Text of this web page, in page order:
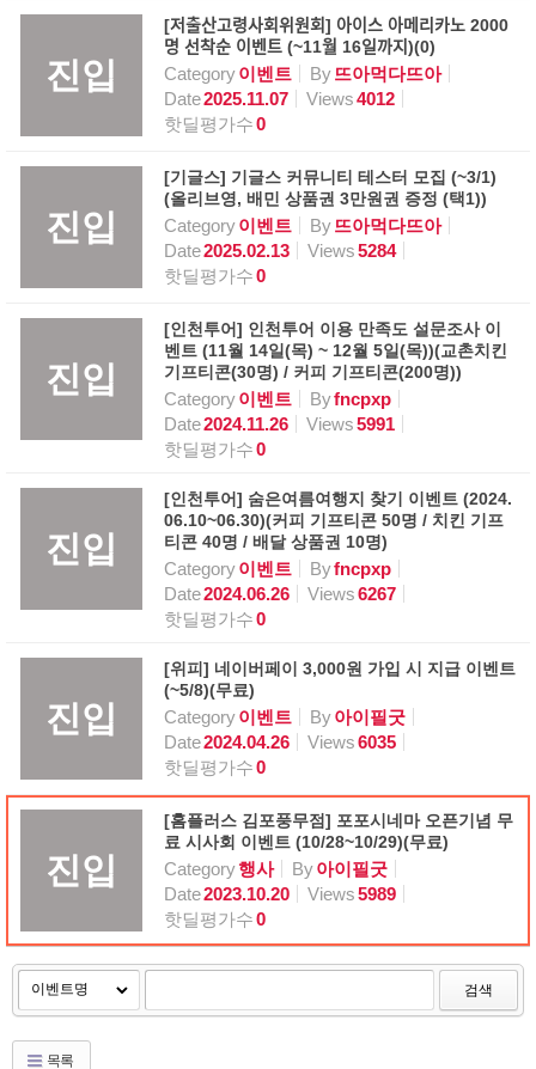
진입
[저출산고령사회위원회] 아이스 아메리카노 2000
명 선착순 이벤트 (~11월 16일까지)(0)
Category이벤트 By뜨아먹다뜨아
Date2025.11.07 Views4012
핫딜평가수0
진입
[기글스] 기글스 커뮤니티 테스터 모집 (~3/1)
(올리브영, 배민 상품권 3만원권 증정 (택1))
Category이벤트 By뜨아먹다뜨아
Date2025.02.13 Views5284
핫딜평가수0
진입
[인천투어] 인천투어 이용 만족도 설문조사 이
벤트 (11월 14일(목) ~ 12월 5일(목))(교촌치킨
기프티콘(30명) / 커피 기프티콘(200명))
Category이벤트 Byfncpxp
Date2024.11.26 Views5991
핫딜평가수0
진입
[인천투어] 숨은여름여행지 찾기 이벤트 (2024.
06.10~06.30)(커피 기프티콘 50명 / 치킨 기프
티콘 40명 / 배달 상품권 10명)
Category이벤트 Byfncpxp
Date2024.06.26 Views6267
핫딜평가수0
진입
[위피] 네이버페이 3,000원 가입 시 지급 이벤트
(~5/8)(무료)
Category이벤트 By아이필굿
Date2024.04.26 Views6035
핫딜평가수0
진입
[홈플러스 김포풍무점] 포포시네마 오픈기념 무
료 시사회 이벤트 (10/28~10/29)(무료)
Category행사 By아이필굿
Date2023.10.20 Views5989
핫딜평가수0
검색
목록